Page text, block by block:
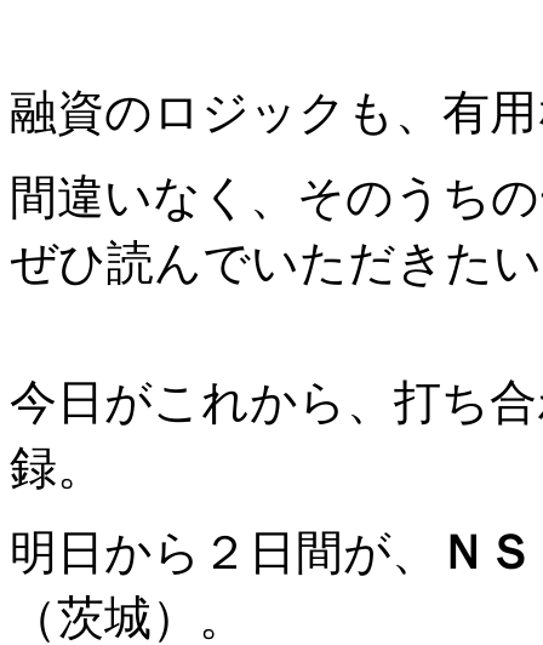
融資のロジックも、有
間違いなく、そのうち
ぜひ読んでいただきた
今日がこれから、打ち
録。
明日から２日間が、
Ｎ
（茨城）。